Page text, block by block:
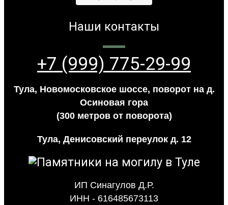
Наши контакты
+7 (999) 775-29-99
Тула, Новомосковское шоссе, поворот на д.
Осиновая гора
(300 метров от поворота)
Тула, Денисовский переулок д. 12
ИП Синагулов Д.Р.
ИНН - 616485673113